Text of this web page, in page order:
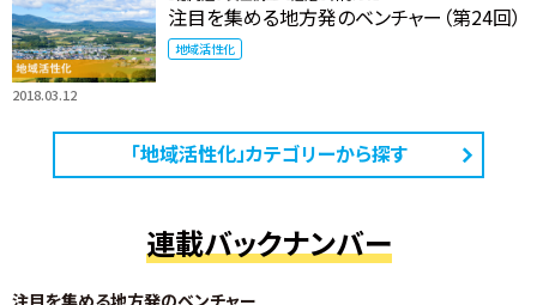
2018.03.12
注目を集める地方発のベンチャー（第24回）
地域活性化
「地域活性化」カテゴリーから探す
連載バックナンバー